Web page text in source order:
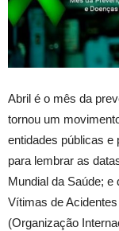
Abril é o mês da
tornou um
entidades públicas e
para lembrar as
Mundial da Saúde; e
Vítimas de
(Organização